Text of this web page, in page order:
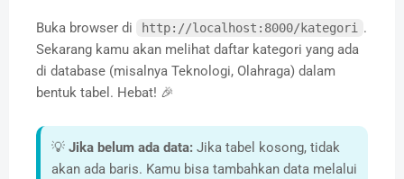
Buka browser di http://localhost:8000/kategori
.
Sekarang kamu akan melihat daftar kategori yang ada
di database (misalnya Teknologi, Olahraga) dalam
bentuk tabel. Hebat! 🎉
💡 Jika belum ada data: Jika tabel kosong, tidak
akan ada baris. Kamu bisa tambahkan data melalui